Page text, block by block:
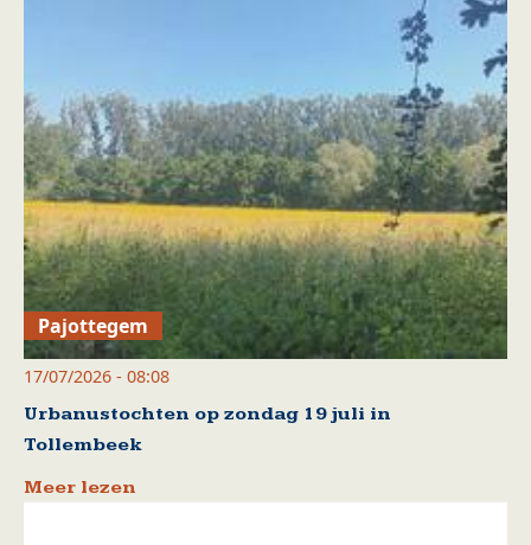
Pajottegem
17/07/2026 - 08:08
Urbanustochten op zondag 19 juli in
Tollembeek
Meer lezen